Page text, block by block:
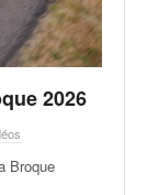
2026
Broque